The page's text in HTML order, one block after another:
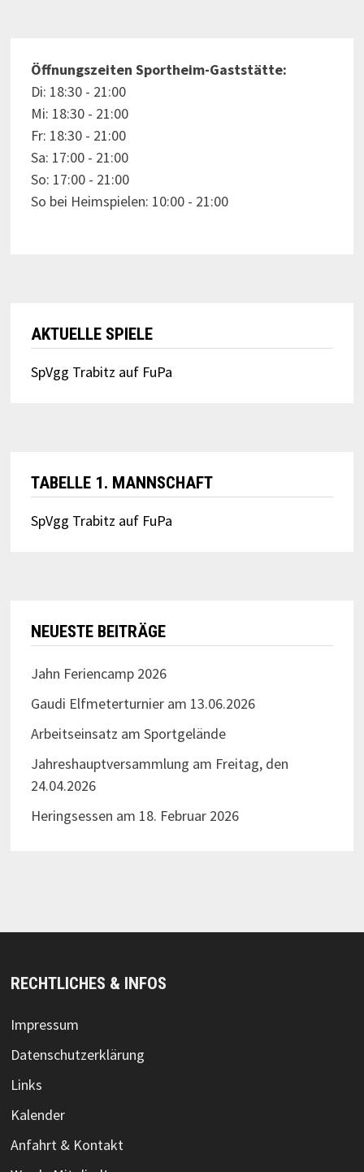
Öffnungszeiten Sportheim-Gaststätte:
Di: 18:30 - 21:00
Mi: 18:30 - 21:00
Fr: 18:30 - 21:00
Sa: 17:00 - 21:00
So: 17:00 - 21:00
So bei Heimspielen: 10:00 - 21:00
AKTUELLE SPIELE
SpVgg Trabitz auf FuPa
TABELLE 1. MANNSCHAFT
SpVgg Trabitz auf FuPa
NEUESTE BEITRÄGE
Jahn Feriencamp 2026
Gaudi Elfmeterturnier am 13.06.2026
Arbeitseinsatz am Sportgelände
Jahreshauptversammlung am Freitag, den
24.04.2026
Heringsessen am 18. Februar 2026
RECHTLICHES & INFOS
Impressum
Datenschutzerklärung
Links
Kalender
Anfahrt & Kontakt